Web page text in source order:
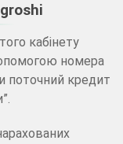
кабінету
номера
поточний кредит